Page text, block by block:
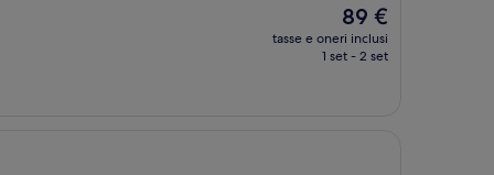
Il
prezzo
attuale
89 €
tasse e oneri inclusi
1 set - 2 set